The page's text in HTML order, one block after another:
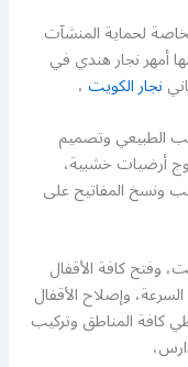
لحماية المنشآت
أمهر نجار هندي في
نجار الكويت،
الطبيعي وتصميم
أرضيات خشبية،
ونسخ المفاتيح على
وفتح كافة الأقفال
وإصلاح الأقفال
كافة المناطق وتركيب